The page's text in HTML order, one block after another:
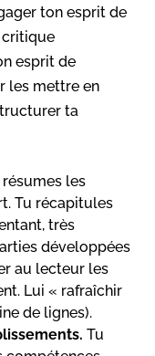
ton esprit de
critique
esprit de
les mettre en
ta
résumes les
Tu récapitules
très
développées
au lecteur les
Lui « rafraîchir
de lignes).
Tu